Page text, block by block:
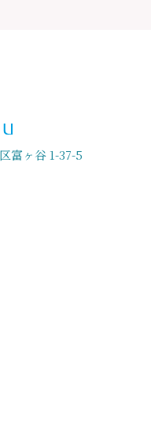
富ヶ谷 1-37-5